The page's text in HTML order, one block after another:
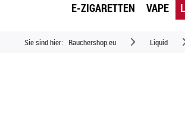
E-ZIGARETTEN VAPE
Sie sind hier: Rauchershop.eu Liquid